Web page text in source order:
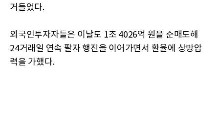
거들었다.
외국인투자자들은 이날도 1조 4026억 원을 순매도해
24거래일 연속 팔자 행진을 이어가면서 환율에 상방압
력을 가했다.